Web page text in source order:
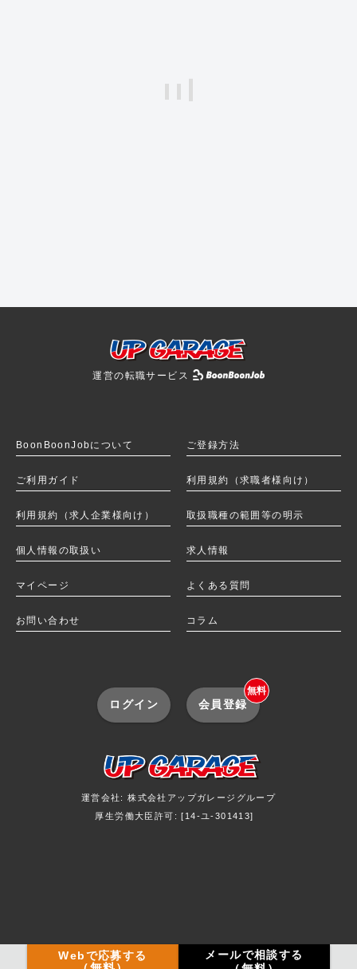
Webで応募する メールで相談する
運営の転職サービス
BoonBoonJobについて ご登録方法
ご利用ガイド 利用規約（求職者様向け）
利用規約（求人企業様向け） 取扱職種の範囲等の明示
個人情報の取扱い 求人情報
マイページ よくある質問
お問い合わせ コラム
ログイン 会員登録
無料
運営会社: 株式会社アップガレージグループ
厚生労働大臣許可: [14-ユ-301413]